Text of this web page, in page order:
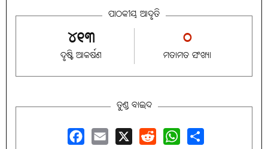
ପାଠକୀୟ ଆଦୃତି
୪୧୩
ଦୃଷ୍ଟି ଆକର୍ଷଣ
୦
ମତାମତ ସଂଖ୍ୟା
ତୁଣ୍ଡ ବାଇଦ